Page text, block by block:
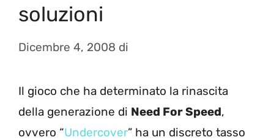
soluzioni
Dicembre 4, 2008 di
Il gioco che ha determinato la rinascita
della generazione di Need For Speed,
ovvero “Undercover” ha un discreto tasso